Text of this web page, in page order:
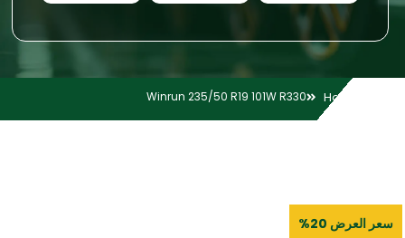
Home
Winrun 235/50 R19 101W R330
سعر العرض 20%